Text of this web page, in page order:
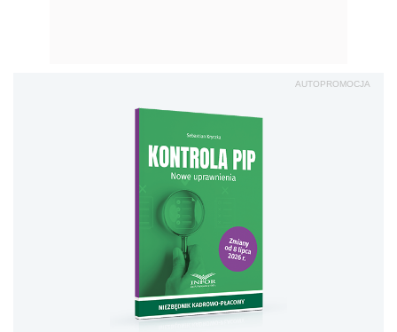
Kontrola PIP. Nowe
uprawnienia
Przy umowie-zleceniu, inaczej niż jest to przy